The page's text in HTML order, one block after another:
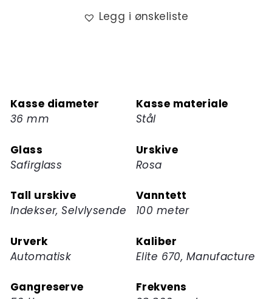
Legg i ønskeliste
Kasse diameter
36 mm
Kasse materiale
Stål
Glass
Safirglass
Urskive
Rosa
Tall urskive
Indekser, Selvlysende
Vanntett
100 meter
Urverk
Automatisk
Kaliber
Elite 670, Manufacture
Gangreserve
Frekvens